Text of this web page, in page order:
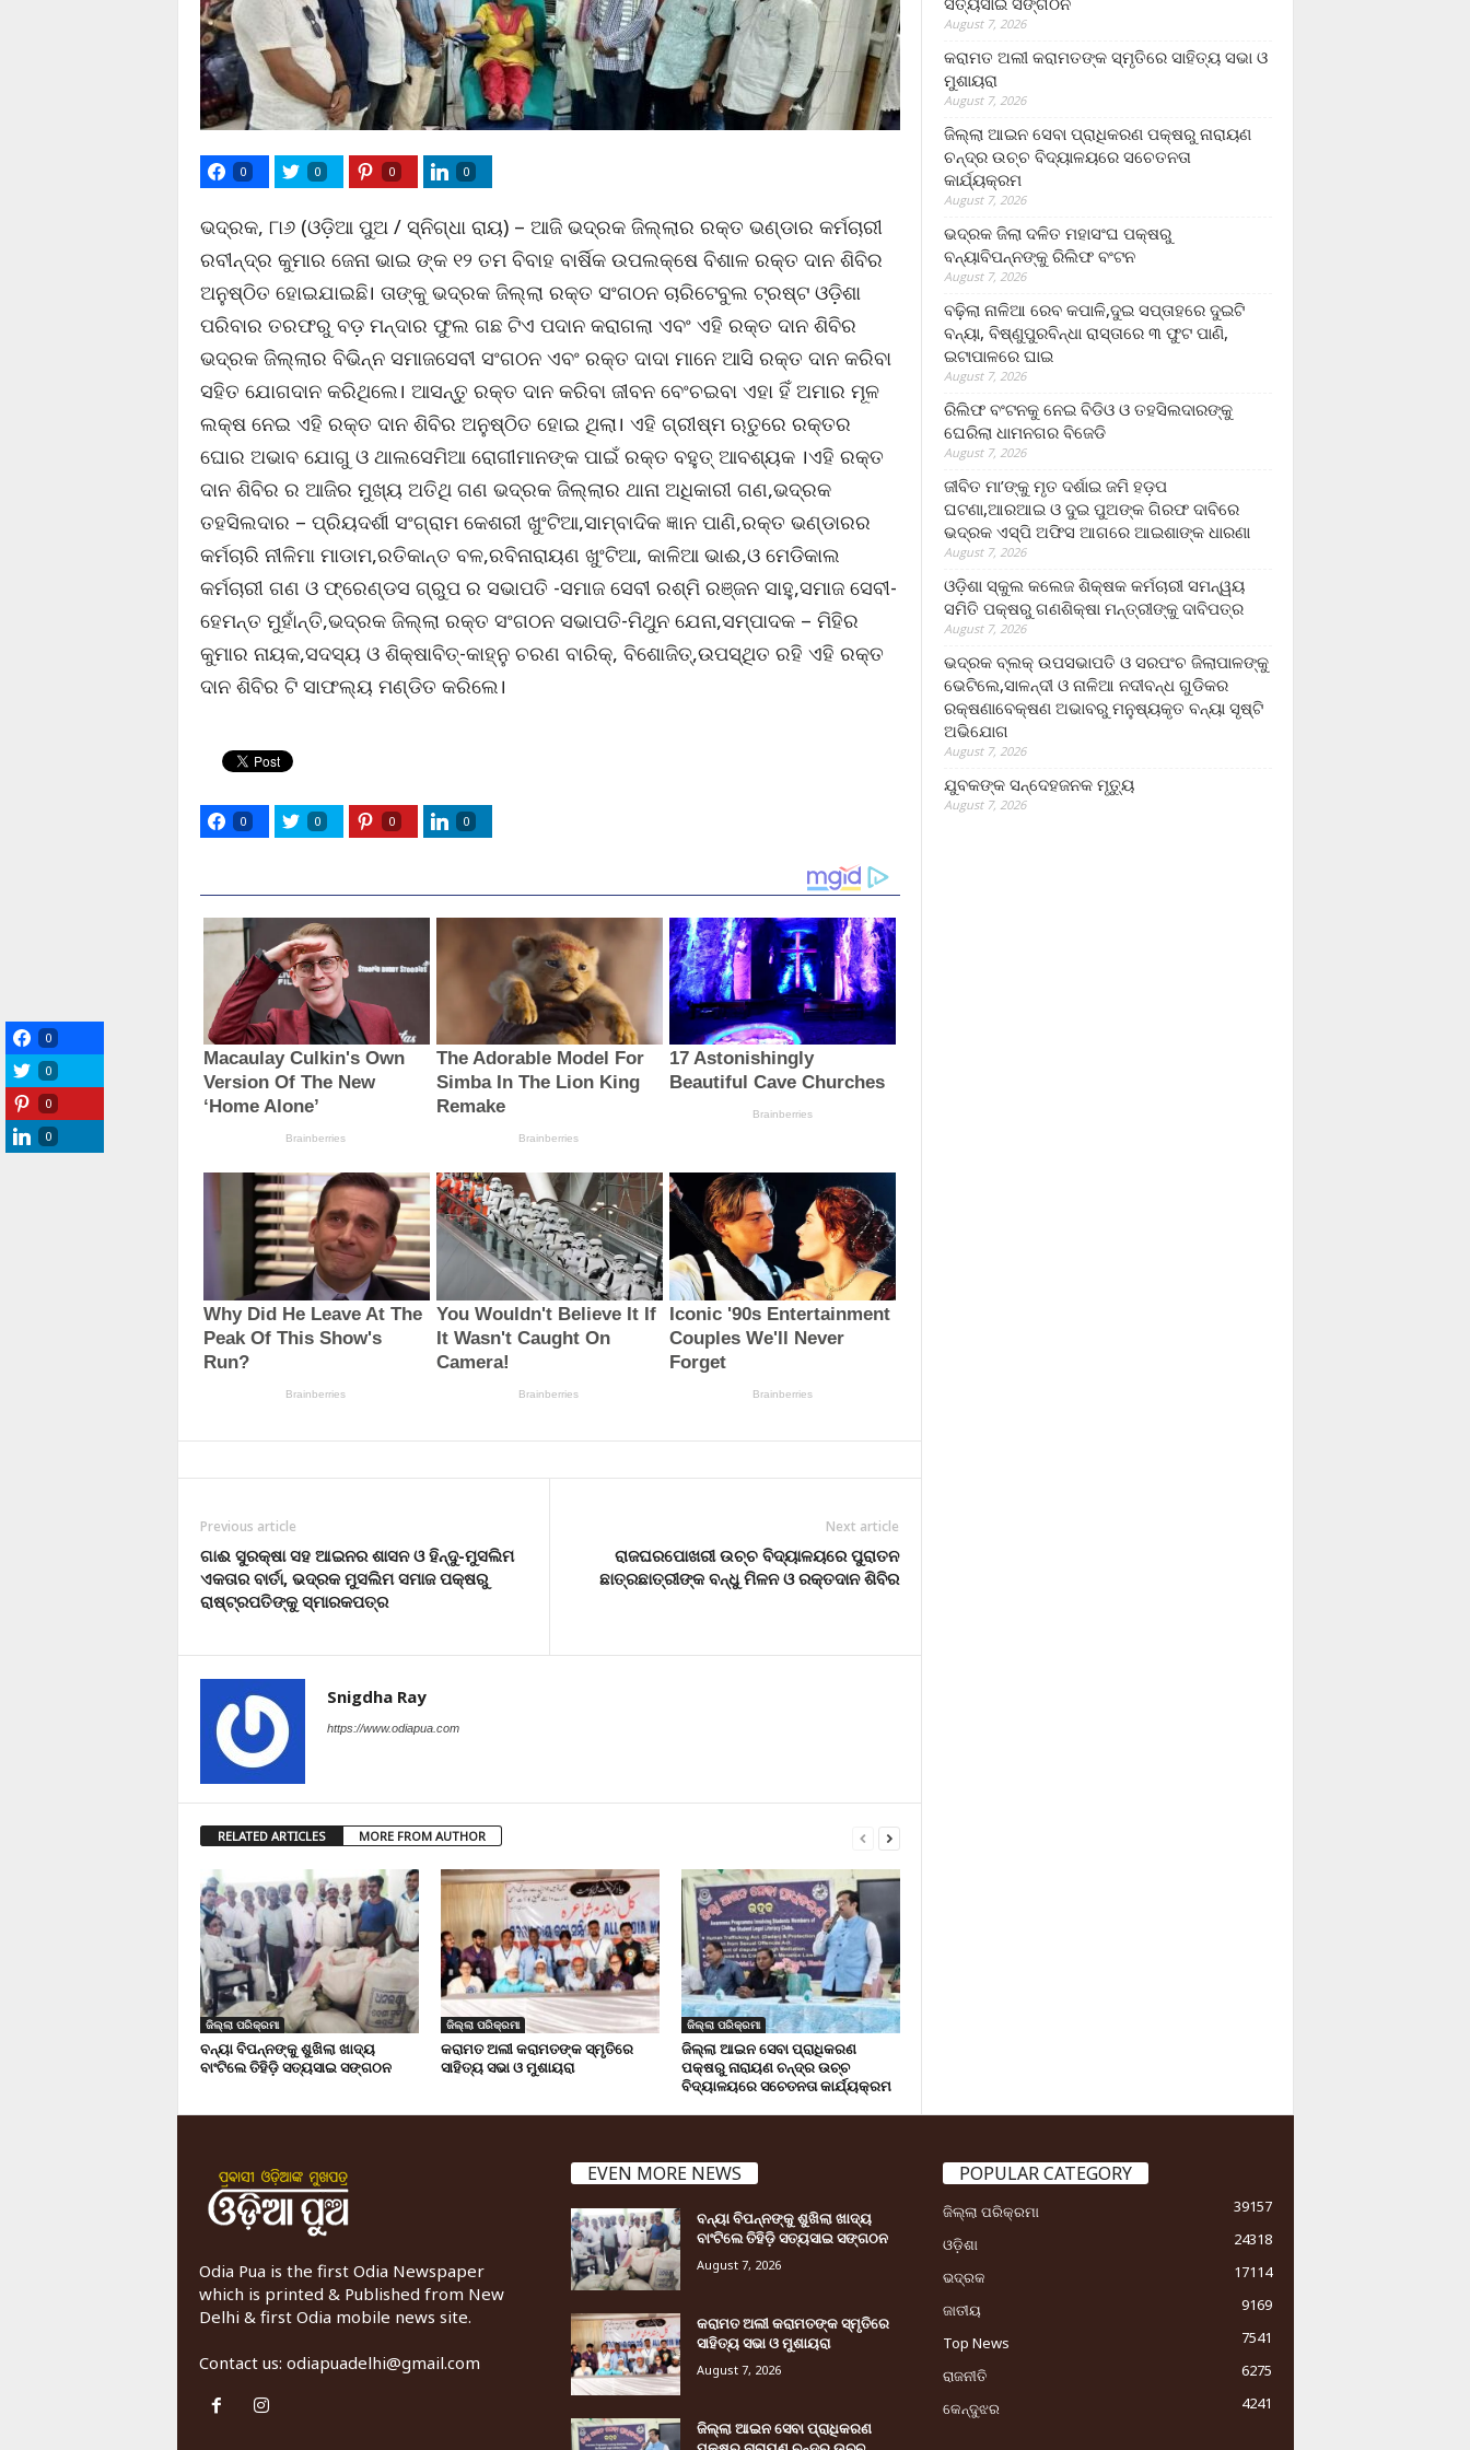
0 0 0 0
ଭଦ୍ରକ, ୮ା୬ (ଓଡ଼ିଆ ପୁଅ / ସ୍ନିଗ୍ଧା ରାୟ) – ଆଜି ଭଦ୍ରକ ଜିଲ୍ଲାର ରକ୍ତ ଭଣ୍ଡାର କର୍ମଚାରୀ
ରବୀନ୍ଦ୍ର କୁମାର ଜେନା ଭାଇ ଙ୍କ ୧୨ ତମ ବିବାହ ବାର୍ଷିକ ଉପଲକ୍ଷେ ବିଶାଳ ରକ୍ତ ଦାନ ଶିବିର
ଅନୁଷ୍ଠିତ ହୋଇଯାଇଛି। ତାଙ୍କୁ ଭଦ୍ରକ ଜିଲ୍ଲା ରକ୍ତ ସଂଗଠନ ଚାରିଟେବୁଲ ଟ୍ରଷ୍ଟ ଓଡ଼ିଶା
ପରିବାର ତରଫରୁ ବଡ଼ ମନ୍ଦାର ଫୁଲ ଗଛ ଟିଏ ପଦାନ କରାଗଲା ଏବଂ ଏହି ରକ୍ତ ଦାନ ଶିବିର
ଭଦ୍ରକ ଜିଲ୍ଲାର ବିଭିନ୍ନ ସମାଜସେବୀ ସଂଗଠନ ଏବଂ ରକ୍ତ ଦାଦା ମାନେ ଆସି ରକ୍ତ ଦାନ କରିବା
ସହିତ ଯୋଗଦାନ କରିଥିଲେ। ଆସନ୍ତୁ ରକ୍ତ ଦାନ କରିବା ଜୀବନ ବେଂଚଇବା ଏହା ହିଁ ଅମାର ମୂଳ
ଲକ୍ଷ ନେଇ ଏହି ରକ୍ତ ଦାନ ଶିବିର ଅନୁଷ୍ଠିତ ହୋଇ ଥିଲା। ଏହି ଗ୍ରୀଷ୍ମ ଋତୁରେ ରକ୍ତର
ଘୋର ଅଭାବ ଯୋଗୁ ଓ ଥାଲସେମିଆ ରୋଗୀମାନଙ୍କ ପାଇଁ ରକ୍ତ ବହୁତ୍ ଆବଶ୍ୟକ ।ଏହି ରକ୍ତ
ଦାନ ଶିବିର ର ଆଜିର ମୁଖ୍ୟ ଅତିଥି ଗଣ ଭଦ୍ରକ ଜିଲ୍ଲାର ଥାନା ଅଧିକାରୀ ଗଣ,ଭଦ୍ରକ
ତହସିଲଦାର – ପ୍ରିୟଦର୍ଶୀ ସଂଗ୍ରାମ କେଶରୀ ଖୁଂଟିଆ,ସାମ୍ବାଦିକ ଜ୍ଞାନ ପାଣି,ରକ୍ତ ଭଣ୍ଡାରର
କର୍ମଚାରି ନୀଳିମା ମାଡାମ,ରତିକାନ୍ତ ବଳ,ରବିନାରାୟଣ ଖୁଂଟିଆ, କାଳିଆ ଭାଈ,ଓ ମେଡିକାଲ
କର୍ମଚାରୀ ଗଣ ଓ ଫ୍ରେଣ୍ଡସ ଗ୍ରୁପ ର ସଭାପତି -ସମାଜ ସେବୀ ରଶ୍ମି ରଞ୍ଜନ ସାହୁ,ସମାଜ ସେବୀ-
ହେମନ୍ତ ମୁହାଁନ୍ତି,ଭଦ୍ରକ ଜିଲ୍ଲା ରକ୍ତ ସଂଗଠନ ସଭାପତି-ମିଥୁନ ଯେନା,ସମ୍ପାଦକ – ମିହିର
କୁମାର ନାୟକ,ସଦସ୍ୟ ଓ ଶିକ୍ଷାବିତ୍‌-କାହ୍ନୁ ଚରଣ ବାରିକ୍‌, ବିଶୋଜିତ୍‌,ଉପସ୍ଥିତ ରହି ଏହି ରକ୍ତ
ଦାନ ଶିବିର ଟି ସାଫଲ୍ୟ ମଣ୍ଡିତ କରିଲେ।
0 0 0 0
Previous article
ଗାଈ ସୁରକ୍ଷା ସହ ଆଇନର ଶାସନ ଓ ହିନ୍ଦୁ-ମୁସଲିମ
ଏକତାର ବାର୍ତା, ଭଦ୍ରକ ମୁସଲିମ ସମାଜ ପକ୍ଷରୁ
ରାଷ୍ଟ୍ରପତିଙ୍କୁ ସ୍ମାରକପତ୍ର
Next article
ରାଜଘରପୋଖରୀ ଉଚ୍ଚ ବିଦ୍ୟାଳୟରେ ପୁରାତନ
ଛାତ୍ରଛାତ୍ରୀଙ୍କ ବନ୍ଧୁ ମିଳନ ଓ ରକ୍ତଦାନ ଶିବିର
Snigdha Ray
https://www.odiapua.com
RELATED ARTICLES MORE FROM AUTHOR
ଜିଲ୍ଲା ପରିକ୍ରମା
ବନ୍ୟା ବିପନ୍ନଙ୍କୁ ଶୁଖିଲା ଖାଦ୍ୟ
ବାଂଟିଲେ ତିହିଡି଼ ସତ୍ୟସାଇ ସଙ୍ଗଠନ
ଜିଲ୍ଲା ପରିକ୍ରମା
କରାମତ ଅଲୀ କରାମତଙ୍କ ସ୍ମୃତିରେ
ସାହିତ୍ୟ ସଭା ଓ ମୁଶାୟରା
ଜିଲ୍ଲା ପରିକ୍ରମା
ଜିଲ୍ଲା ଆଇନ ସେବା ପ୍ରାଧିକରଣ
ପକ୍ଷରୁ ନାରାୟଣ ଚନ୍ଦ୍ର ଉଚ୍ଚ
ବିଦ୍ୟାଳୟରେ ସଚେତନତା କାର୍ଯ୍ୟକ୍ରମ
August 7, 2026
କରାମତ ଅଲୀ କରାମତଙ୍କ ସ୍ମୃତିରେ ସାହିତ୍ୟ ସଭା ଓ
ମୁଶାୟରା
August 7, 2026
ଜିଲ୍ଲା ଆଇନ ସେବା ପ୍ରାଧିକରଣ ପକ୍ଷରୁ ନାରାୟଣ
ଚନ୍ଦ୍ର ଉଚ୍ଚ ବିଦ୍ୟାଳୟରେ ସଚେତନତା
କାର୍ଯ୍ୟକ୍ରମ
August 7, 2026
ଭଦ୍ରକ ଜିଲା ଦଳିତ ମହାସଂଘ ପକ୍ଷରୁ
ବନ୍ୟାବିପନ୍ନଙ୍କୁ ରିଲିଫ ବଂଟନ
August 7, 2026
ବଢ଼ିଲା ନାଳିଆ ରେବ କପାଳି,ଦୁଇ ସପ୍ତାହରେ ଦୁଇଟି
ବନ୍ୟା, ବିଷ୍ଣୁପୁରବିନ୍ଧା ରାସ୍ତାରେ ୩ ଫୁଟ ପାଣି,
ଇଟାପାଳରେ ଘାଇ
August 7, 2026
ରିଲିଫ ବଂଟନକୁ ନେଇ ବିଡିଓ ଓ ତହସିଲଦାରଙ୍କୁ
ଘେରିଲା ଧାମନଗର ବିଜେଡି
August 7, 2026
ଜୀବିତ ମା’ଙ୍କୁ ମୃତ ଦର୍ଶାଇ ଜମି ହଡ଼ପ
ଘଟଣା,ଆରଆଇ ଓ ଦୁଇ ପୁଅଙ୍କ ଗିରଫ ଦାବିରେ
ଭଦ୍ରକ ଏସ୍‌ପି ଅଫିସ ଆଗରେ ଆଇଶାଙ୍କ ଧାରଣା
August 7, 2026
ଓଡ଼ିଶା ସ୍କୁଲ କଲେଜ ଶିକ୍ଷକ କର୍ମଚାରୀ ସମନ୍ୱୟ
ସମିତି ପକ୍ଷରୁ ଗଣଶିକ୍ଷା ମନ୍ତ୍ରୀଙ୍କୁ ଦାବିପତ୍ର
August 7, 2026
ଭଦ୍ରକ ବ୍ଲକ୍ ଉପସଭାପତି ଓ ସରପଂଚ ଜିଲାପାଳଙ୍କୁ
ଭେଟିଲେ,ସାଳନ୍ଦୀ ଓ ନାଳିଆ ନଦୀବନ୍ଧ ଗୁଡିକର
ରକ୍ଷଣାବେକ୍ଷଣ ଅଭାବରୁ ମନୁଷ୍ୟକୃତ ବନ୍ୟା ସୃଷ୍ଟି
ଅଭିଯୋଗ
August 7, 2026
ଯୁବକଙ୍କ ସନ୍ଦେହଜନକ ମୃତ୍ୟୁ
August 7, 2026
Odia Pua is the first Odia Newspaper
which is printed & Published from New
Delhi & first Odia mobile news site.
Contact us: odiapuadelhi@gmail.com
EVEN MORE NEWS
ବନ୍ୟା ବିପନ୍ନଙ୍କୁ ଶୁଖିଲା ଖାଦ୍ୟ
ବାଂଟିଲେ ତିହିଡି଼ ସତ୍ୟସାଇ ସଙ୍ଗଠନ
August 7, 2026
କରାମତ ଅଲୀ କରାମତଙ୍କ ସ୍ମୃତିରେ
ସାହିତ୍ୟ ସଭା ଓ ମୁଶାୟରା
August 7, 2026
ଜିଲ୍ଲା ଆଇନ ସେବା ପ୍ରାଧିକରଣ
POPULAR CATEGORY
ଜିଲ୍ଲା ପରିକ୍ରମା
39157
ଓଡ଼ିଶା
24318
ଭଦ୍ରକ
17114
ଜାତୀୟ
9169
Top News
7541
ରାଜନୀତି
6275
କେନ୍ଦୁଝର
4241
0
0
0
0